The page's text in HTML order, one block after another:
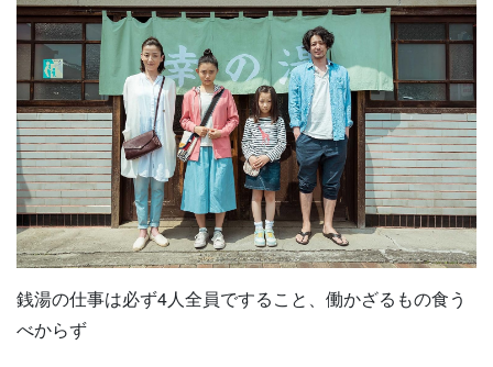
銭湯の仕事は必ず4人全員ですること、働かざるもの食う
べからず